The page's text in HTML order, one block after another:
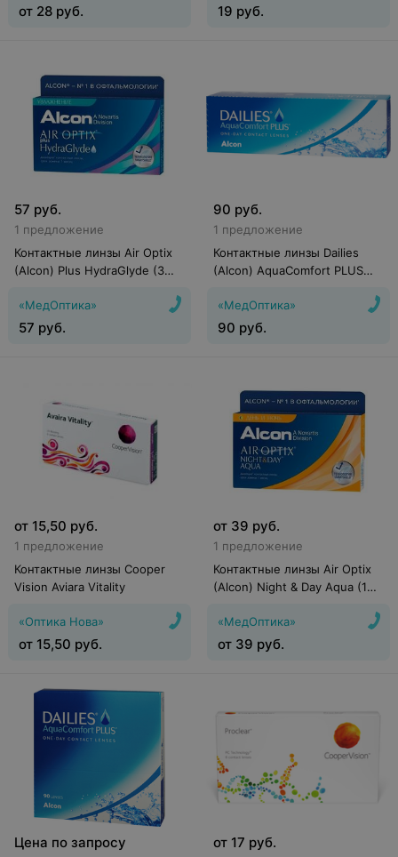
от 28 руб. 19 руб.
57 руб.
1 предложение
Контактные линзы Air Optix
(Alcon) Plus HydraGlyde (3
«МедОптика»
57 руб.
90 руб.
1 предложение
Контактные линзы Dailies
(Alcon) AquaComfort PLUS
«МедОптика»
90 руб.
от 15,50 руб.
1 предложение
Контактные линзы Cooper
Vision Aviara Vitality
«Оптика Нова»
от 15,50 руб.
от 39 руб.
1 предложение
Контактные линзы Air Optix
(Alcon) Night & Day Aqua (1
«МедОптика»
от 39 руб.
Цена по запросу от 17 руб.